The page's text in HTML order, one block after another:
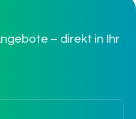
– direkt in Ihr